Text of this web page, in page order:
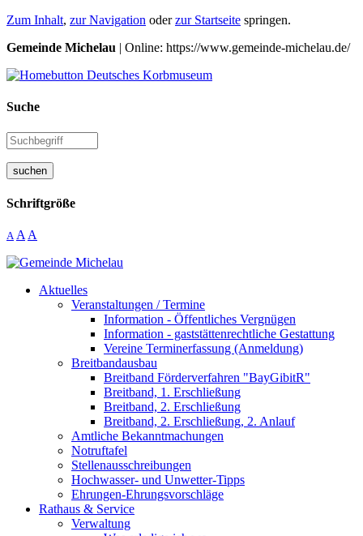
Zum Inhalt, zur Navigation oderzur Startseite springen.
Gemeinde Michelau | Online: https://www.gemeinde-michelau.de/
Suche
suchen
Schriftgröße
A A A
Aktuelles
Veranstaltungen / Termine
Information - Öffentliches Vergnügen
Information - gaststättenrechtliche Gestattung
Vereine Terminerfassung (Anmeldung)
Breitbandausbau
Breitband Förderverfahren "BayGibitR"
Breitband, 1. Erschließung
Breitband, 2. Erschließung
Breitband, 2. Erschließung, 2. Anlauf
Amtliche Bekanntmachungen
Notruftafel
Stellenausschreibungen
Hochwasser- und Unwetter-Tipps
Ehrungen-Ehrungsvorschläge
Rathaus & Service
Verwaltung